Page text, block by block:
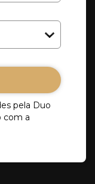
pela Duo
com a